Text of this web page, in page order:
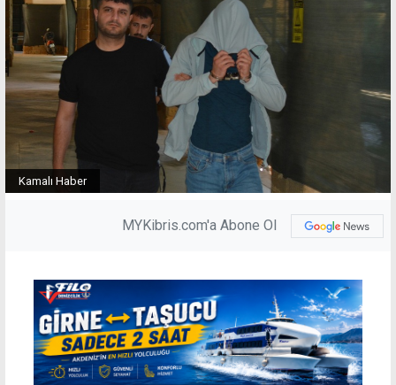
Kamalı Haber
MYKibris.com'a Abone Ol